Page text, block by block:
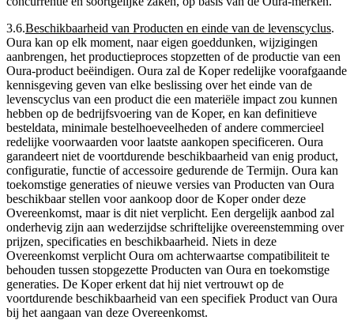
3.6.Beschikbaarheid van Producten en einde van de levenscyclus.
Oura kan op elk moment, naar eigen goeddunken, wijzigingen
aanbrengen, het productieproces stopzetten of de productie van een
Oura-product beëindigen. Oura zal de Koper redelijke voorafgaande
kennisgeving geven van elke beslissing over het einde van de
levenscyclus van een product die een materiële impact zou kunnen
hebben op de bedrijfsvoering van de Koper, en kan definitieve
besteldata, minimale bestelhoeveelheden of andere commercieel
redelijke voorwaarden voor laatste aankopen specificeren. Oura
garandeert niet de voortdurende beschikbaarheid van enig product,
configuratie, functie of accessoire gedurende de Termijn. Oura kan
toekomstige generaties of nieuwe versies van Producten van Oura
beschikbaar stellen voor aankoop door de Koper onder deze
Overeenkomst, maar is dit niet verplicht. Een dergelijk aanbod zal
onderhevig zijn aan wederzijdse schriftelijke overeenstemming over
prijzen, specificaties en beschikbaarheid. Niets in deze
Overeenkomst verplicht Oura om achterwaartse compatibiliteit te
behouden tussen stopgezette Producten van Oura en toekomstige
generaties. De Koper erkent dat hij niet vertrouwt op de
voortdurende beschikbaarheid van een specifiek Product van Oura
bij het aangaan van deze Overeenkomst.